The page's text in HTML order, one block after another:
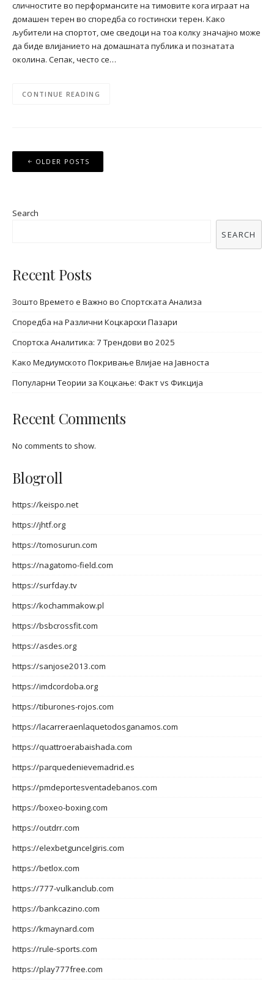
сличностите во перформансите на тимовите кога играат на
домашен терен во споредба со гостински терен. Како
љубители на спортот, сме сведоци на тоа колку значајно може
да биде влијанието на домашната публика и познатата
околина. Сепак, често се…
CONTINUE READING
Posts
navigation
OLDER POSTS
Search
SEARCH
Recent Posts
Зошто Времето е Важно во Спортската Анализа
Споредба на Различни Коцкарски Пазари
Спортска Аналитика: 7 Трендови во 2025
Како Медиумското Покривање Влијае на Јавноста
Популарни Теории за Коцкање: Факт vs Фикција
Recent Comments
No comments to show.
Blogroll
https://keispo.net
https://jhtf.org
https://tomosurun.com
https://nagatomo-field.com
https://surfday.tv
https://kochammakow.pl
https://bsbcrossfit.com
https://asdes.org
https://sanjose2013.com
https://imdcordoba.org
https://tiburones-rojos.com
https://lacarreraenlaquetodosganamos.com
https://quattroerabaishada.com
https://parquedenievemadrid.es
https://pmdeportesventadebanos.com
https://boxeo-boxing.com
https://outdrr.com
https://elexbetguncelgiris.com
https://betlox.com
https://777-vulkanclub.com
https://bankcazino.com
https://kmaynard.com
https://rule-sports.com
https://play777free.com